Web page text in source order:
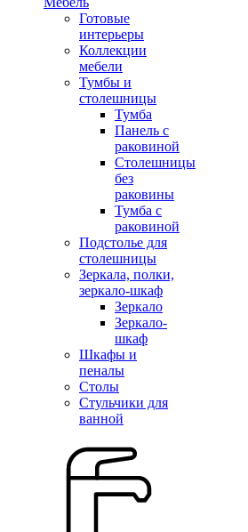
Готовые
интерьеры
Коллекции
мебели
Тумбы и
столешницы
Тумба
Панель с
раковиной
Столешницы
без
раковины
Тумба с
раковиной
Подстолье для
столешницы
Зеркала, полки,
зеркало-шкаф
Зеркало
Зеркало-
шкаф
Шкафы и
пеналы
Столы
Стульчики для
ванной